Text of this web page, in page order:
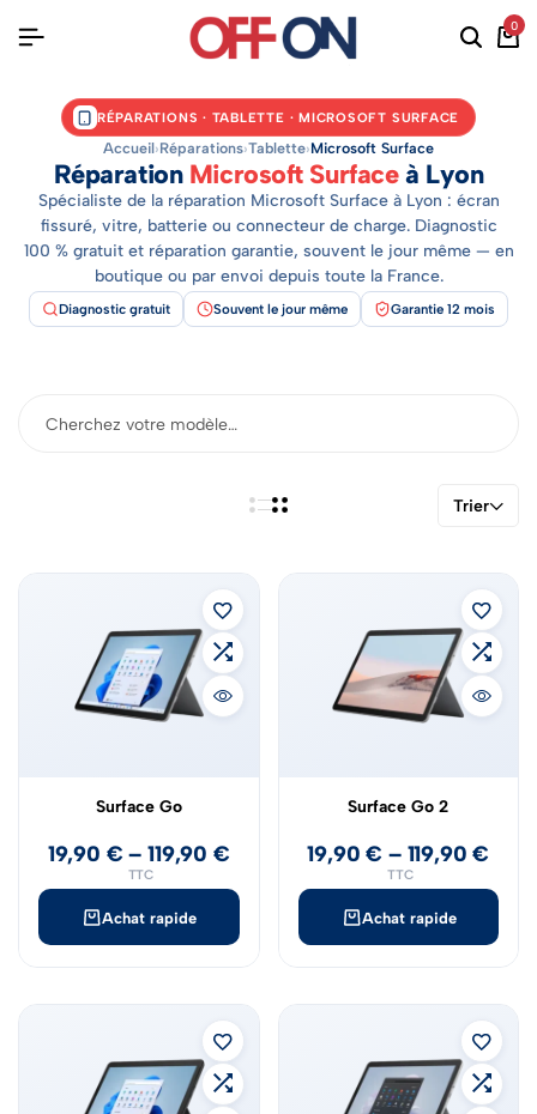
0
RÉPARATIONS · TABLETTE · MICROSOFT SURFACE
Accueil›Réparations›Tablette›Microsoft Surface
Réparation Microsoft Surfaceà Lyon
Spécialiste de la réparation Microsoft Surface à Lyon : écran
fissuré, vitre, batterie ou connecteur de charge. Diagnostic
100 % gratuit et réparation garantie, souvent le jour même — en
boutique ou par envoi depuis toute la France.
Diagnostic gratuit Souvent le jour même Garantie 12 mois
Trier
Achat rapide
Surface Go
19,90 € –119,90 €
TTC
Achat rapide
Surface Go 2
19,90€ – 119,90€
TTC